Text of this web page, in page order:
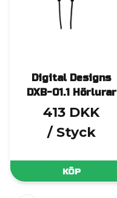
Digital Designs
DXB-01.1 Hörlurar
413 DKK
/ Styck
KÖP